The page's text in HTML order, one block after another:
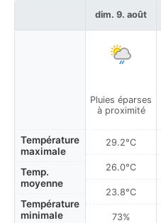
Température
maximale
Temp.
moyenne
Température
minimale
dim. 9. août
Pluies éparses
à proximité
29.2°C
26.0°C
23.8°C
73%